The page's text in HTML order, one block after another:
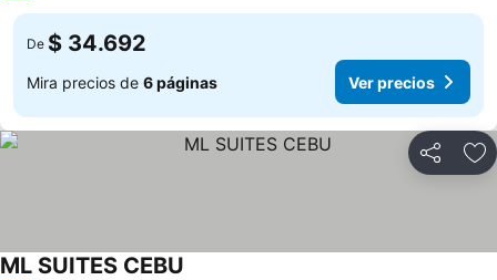
De $ 34.692
Mira precios de 6 páginas Ver precios
Compartir
ML SUITES CEBU